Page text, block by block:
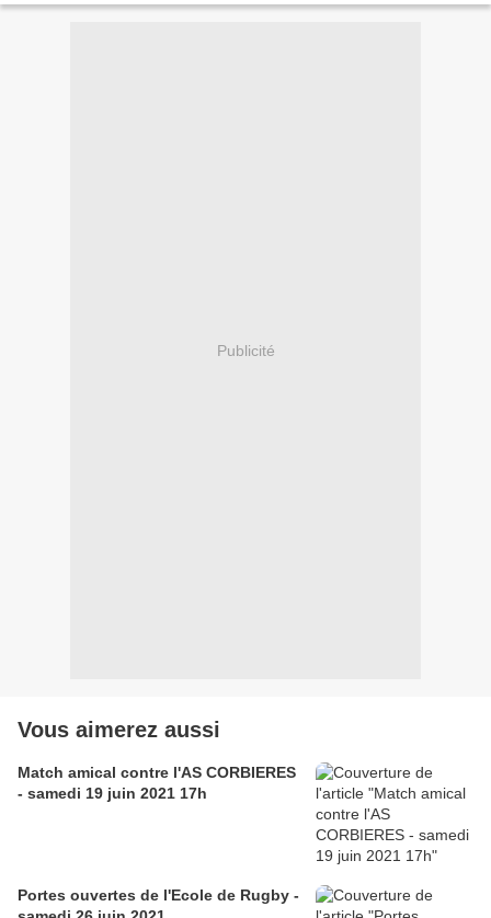
Publicité
Vous aimerez aussi
Match amical contre l'AS CORBIERES
- samedi 19 juin 2021 17h
Portes ouvertes de l'Ecole de Rugby -